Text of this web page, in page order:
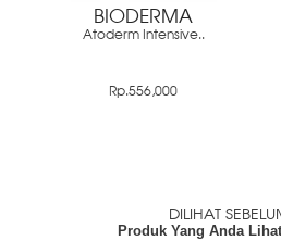
BIODERMA
Atoderm Intensive..
Rp.556,000
DILIHAT
Produk Yang Anda